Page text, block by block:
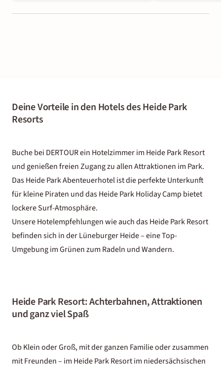
Deine Vorteile in den Hotels des Heide Park
Resorts
Buche bei DERTOUR ein Hotelzimmer im Heide Park Resort
und genießen freien Zugang zu allen Attraktionen im Park.
Das Heide Park Abenteuerhotel ist die perfekte Unterkunft
für kleine Piraten und das Heide Park Holiday Camp bietet
lockere Surf-Atmosphäre.
Unsere Hotelempfehlungen wie auch das Heide Park Resort
befinden sich in der Lüneburger Heide – eine Top-
Umgebung im Grünen zum Radeln und Wandern.
Heide Park Resort: Achterbahnen, Attraktionen
und ganz viel Spaß
Ob Klein oder Groß, mit der ganzen Familie oder zusammen
mit Freunden – im Heide Park Resort im niedersächsischen